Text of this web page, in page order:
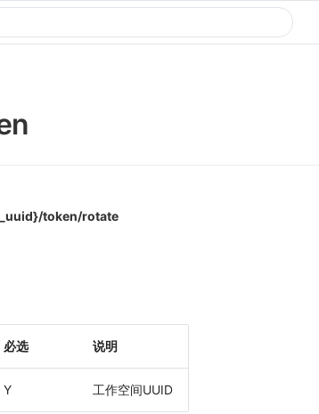
token/rotate
必选 说明
Y 工作空间UUID